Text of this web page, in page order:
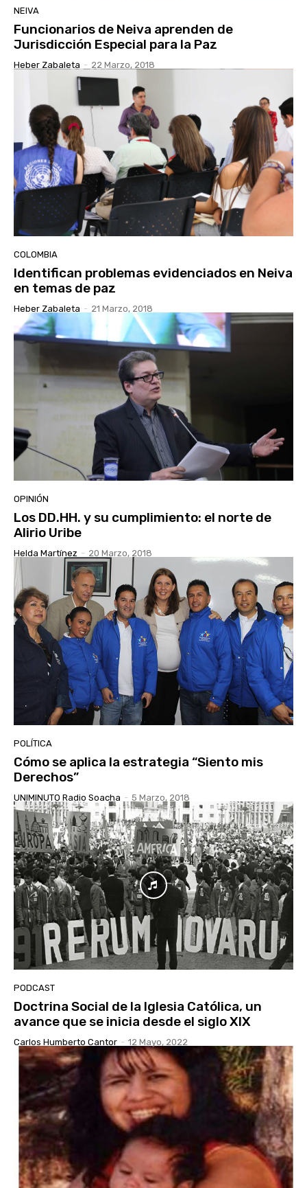
NEIVA
Funcionarios de Neiva aprenden de
Jurisdicción Especial para la Paz
Heber Zabaleta - 22 Marzo, 2018
COLOMBIA
Identifican problemas evidenciados en Neiva
en temas de paz
Heber Zabaleta - 21 Marzo, 2018
OPINIÓN
Los DD.HH. y su cumplimiento: el norte de
Alirio Uribe
Helda Martínez - 20 Marzo, 2018
POLÍTICA
Cómo se aplica la estrategia “Siento mis
Derechos”
UNIMINUTO Radio Soacha - 5 Marzo, 2018
PODCAST
Doctrina Social de la Iglesia Católica, un
avance que se inicia desde el siglo XIX
Carlos Humberto Cantor - 12 Mayo, 2022